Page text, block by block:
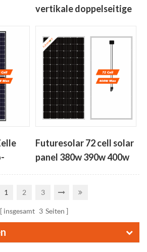
vertikale doppelseitige
350W-380W
Futuresolar 72 cell solar
panel 380w 390w 400w
1 2 3
insgesamt 3 Seiten